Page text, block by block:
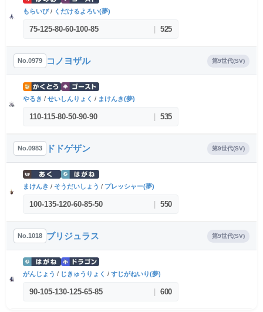
もらいび/ くだけるよろい(夢)
75-125-80-60-100-85 525
No.0979 コノヨザル 第9世代(SV)
やるき / せいしんりょく / まけんき(夢)
110-115-80-50-90-90 535
No.0983 ドドゲザン 第9世代(SV)
まけんき / そうだいしょう / プレッシャー(夢)
100-135-120-60-85-50 550
No.1018 ブリジュラス 第9世代(SV)
がんじょう / じきゅうりょく / すじがねいり(夢)
90-105-130-125-65-85 600